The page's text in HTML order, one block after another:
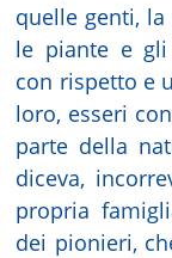
quelle genti,
le piante e gli
con rispetto e
loro, esseri
parte della
diceva,
propria
dei pionieri,